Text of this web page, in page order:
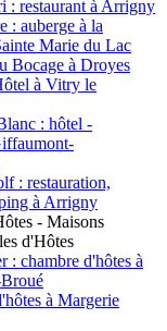
: restaurant à Arrigny
: auberge à la
Marie du Lac
Bocage à Droyes
à Vitry le
: hôtel -
: restauration,
à Arrigny
- Maisons
d'Hôtes
: chambre d'hôtes à
à Margerie